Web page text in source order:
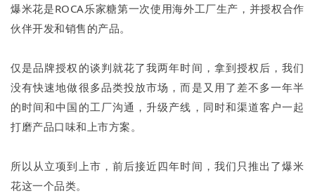
爆米花是ROCA乐家糖第一次使用海外工厂生产，并授权合作
伙伴开发和销售的产品。
仅是品牌授权的谈判就花了我两年时间，拿到授权后，我们
没有快速地做很多品类投放市场，而是又用了差不多一年半
的时间和中国的工厂沟通，升级产线，同时和渠道客户一起
打磨产品口味和上市方案。
所以从立项到上市，前后接近四年时间，我们只推出了爆米
花这一个品类。